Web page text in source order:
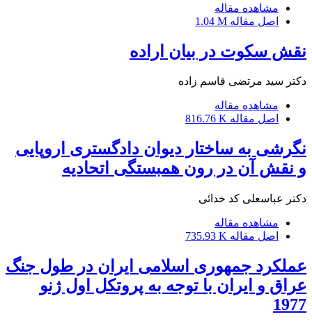
مشاهده مقاله
اصل مقاله 1.04 M
نقش سکوت در بیان اراده
دکتر سید مرتضی قاسم زاده
مشاهده مقاله
اصل مقاله 816.76 K
نگرشی به ساختار دیوان دادگستری اروپایی
و نقش آن در رون همبستگی اتحادیه
دکتر عباسعلی کد خدائی
مشاهده مقاله
اصل مقاله 735.93 K
عملکرد جمهوری اسلامی ایران در طول جنگ
عراق و ایران با توجه به پروتکل اول ژنو
1977